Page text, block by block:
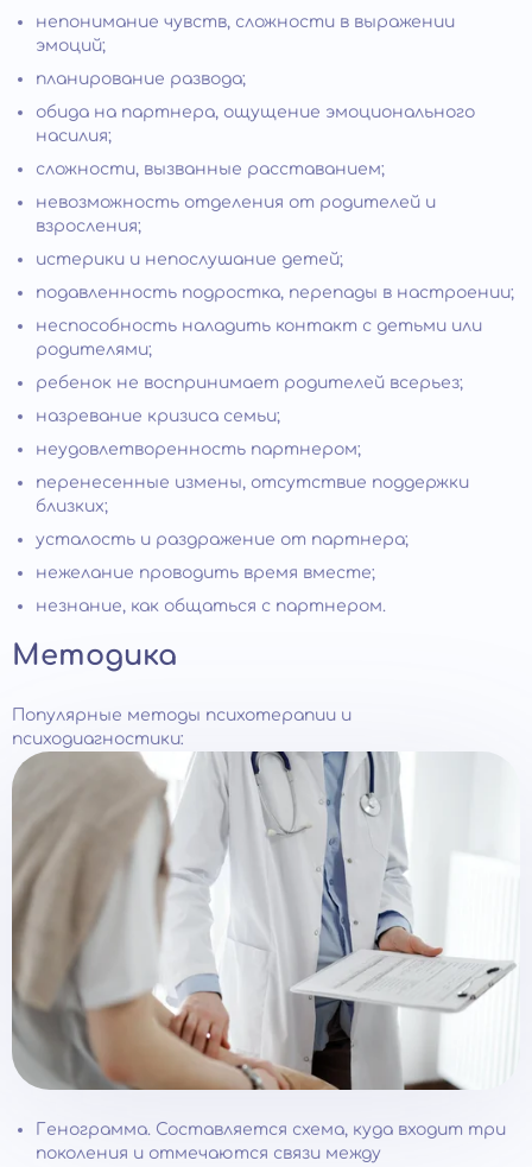
непонимание чувств, сложности в выражении
эмоций;
планирование развода;
обида на партнера, ощущение эмоционального
насилия;
сложности, вызванные расставанием;
невозможность отделения от родителей и
взросления;
истерики и непослушание детей;
подавленность подростка, перепады в настроении;
неспособность наладить контакт с детьми или
родителями;
ребенок не воспринимает родителей всерьез;
назревание кризиса семьи;
неудовлетворенность партнером;
перенесенные измены, отсутствие поддержки
близких;
усталость и раздражение от партнера;
нежелание проводить время вместе;
незнание, как общаться с партнером.
Методика
Популярные методы психотерапии и
психодиагностики:
Генограмма. Составляется схема, куда входит три
поколения и отмечаются связи между